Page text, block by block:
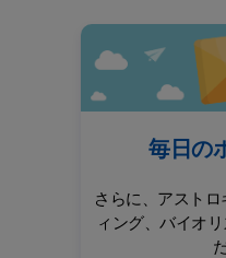
毎日の
さらに、アスト
ィング、バイオ